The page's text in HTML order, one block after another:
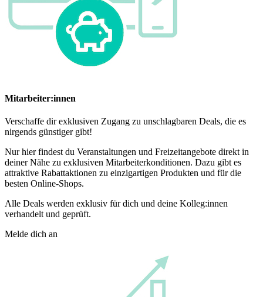
Mitarbeiter:innen
Verschaffe dir exklusiven Zugang zu unschlagbaren Deals, die es
nirgends günstiger gibt!
Nur hier findest du Veranstaltungen und Freizeitangebote direkt in
deiner Nähe zu exklusiven Mitarbeiterkonditionen. Dazu gibt es
attraktive Rabattaktionen zu einzigartigen Produkten und für die
besten Online-Shops.
Alle Deals werden exklusiv für dich und deine Kolleg:innen
verhandelt und geprüft.
Melde dich an